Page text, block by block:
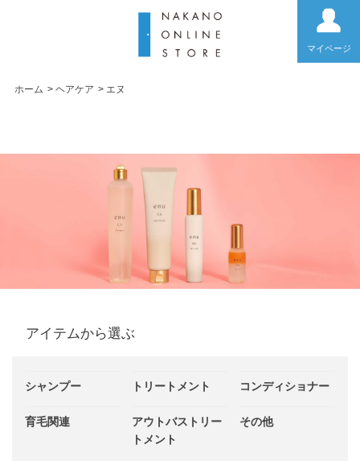
マイページ
ホーム > ヘアケア > エヌ
アイテムから選ぶ
シャンプー トリートメント コンディショナー
育毛関連
アウトバストリー
トメント
その他